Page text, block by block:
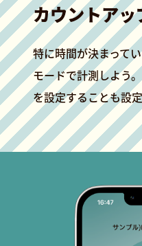
カウントアッ
特に時間が決まって
モードで計測しよう
を設定することも設